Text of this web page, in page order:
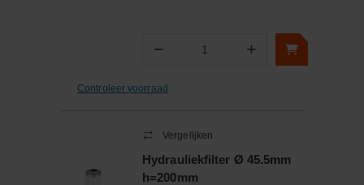
− Aantal +
Controleer voorraad
Vergelijken
Hydrauliekfilter Ø 45.5mm
h=200mm